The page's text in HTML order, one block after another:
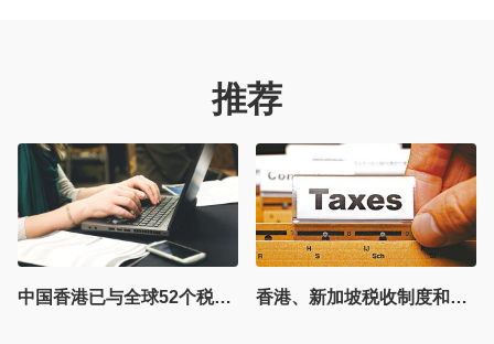
推荐
中国香港已与全球​​52个税务管辖区​​签署双边税收协定 香港、新加坡税收制度和人才引进策略对比